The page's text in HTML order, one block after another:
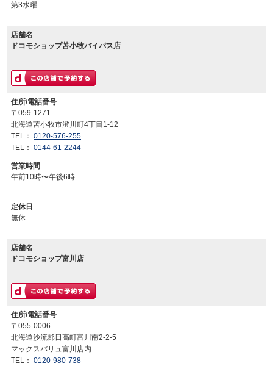
第3水曜
店舗名
ドコモショップ苫小牧バイパス店
住所/電話番号
〒059-1271
北海道苫小牧市澄川町4丁目1-12
TEL： 0120-576-255
TEL： 0144-61-2244
営業時間
午前10時〜午後6時
定休日
無休
店舗名
ドコモショップ富川店
住所/電話番号
〒055-0006
北海道沙流郡日高町富川南2-2-5
マックスバリュ富川店内
TEL： 0120-980-738